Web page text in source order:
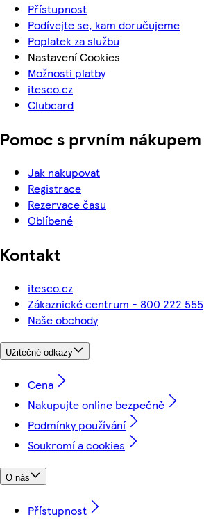
Přístupnost
Podívejte se, kam doručujeme
Poplatek za službu
Nastavení Cookies
Možnosti platby
itesco.cz
Clubcard
Pomoc s prvním nákupem
Jak nakupovat
Registrace
Rezervace času
Oblíbené
Kontakt
itesco.cz
Zákaznické centrum - 800 222 555
Naše obchody
Užitečné odkazy
Cena
Nakupujte online bezpečně
Podmínky používání
Soukromí a cookies
O nás
Přístupnost